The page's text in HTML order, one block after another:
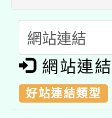
招)
暨閱讀推
科技賦
礎課程
A3數位
「數位
pilot」
有關大
網站連結
好站連結類型